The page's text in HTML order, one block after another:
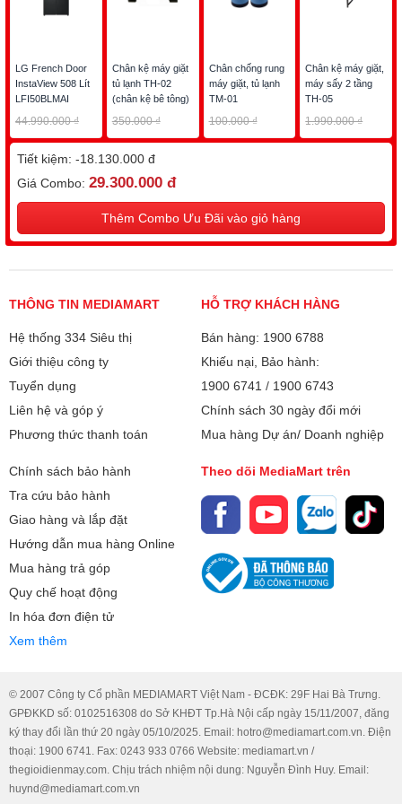
Công nghệ kháng khuẩn khử mùi
- Bộ lọc 5 lớp Hygiene Fresh+ trang bị trên tủ cung cấp khả
năng lọc không khí, khử mùi cũng như loại bỏ vi khuẩn giúp
không gian trong tủ trong lành tăng khả năng bảo quản thực
Tiện ích
- Ngăn lấy nước ngoài diệt khuẩn UVnano tiện lợi giúp
nguồn nước sử dụng từ tủ an toàn với sức khỏe của cả gia
đình.
- Mặt kính InstaView giúp bạn dễ dàng quan sát thực phẩm
bên trong tủ.
- Hệ thống làm đá tự động SpacePlus giúp bạn không cần
tốn thời gian làm đá thủ công.
- Khả năng chẩn đoán lỗi thông minh Smart Diagnosis đi
cùng khả năng kết nối với điện thoại thông qua ứng dụng
LG ThinQ, giúp bạn nắm bắt được thông tin của tủ có đang
Tủ lạnh:
Vật liệu PCM
lạnh:
Tủ lạnh Inverter -
tiết kiệm điện:
Công nghệ làm
lạnh trên Tủ lạnh:
Luồng khí lạnh đa chiều Multi Air Flow
mùi, kháng khuẩn:
Hygiene Fresh
Cảnh báo mở cửa
Làm đông nhanh
Làm đá tự động
Kích thước:
Cao 178.7 cm - Rộng 83.5 cm - Sâu
73 cm
Bảo hành 24 tháng
Xuất xứ Trung Quốc
LG French Door
InstaView 508 Lít
LFI50BLMAI
44.990.000 ₫
27.490.000 ₫
Chân kệ máy giặt
tủ lạnh TH-02
(chân kệ bê tông)
350.000 ₫
250.000 ₫
Chân chống rung
máy giặt, tủ lạnh
TM-01
100.000 ₫
70.000 ₫
Chân kệ máy giặt,
máy sấy 2 tầng
TH-05
1.990.000 ₫
1.490.000 ₫
Tiết kiệm: -18.130.000 đ
Giá Combo: 29.300.000 đ
Thêm Combo Ưu Đãi vào giỏ hàng
THÔNG TIN MEDIAMART
Hệ thống 334 Siêu thị
Giới thiệu công ty
Tuyển dụng
Liên hệ và góp ý
Phương thức thanh toán
HỖ TRỢ KHÁCH HÀNG
Bán hàng: 1900 6788
Khiếu nại, Bảo hành:
1900 6741 / 1900 6743
Chính sách 30 ngày đổi mới
Mua hàng Dự án/ Doanh nghiệp
Chính sách bảo hành
Tra cứu bảo hành
Giao hàng và lắp đặt
Hướng dẫn mua hàng Online
Mua hàng trả góp
Quy chế hoạt động
In hóa đơn điện tử
Xem thêm
Theo dõi MediaMart trên
© 2007 Công ty Cổ phần MEDIAMART Việt Nam - ĐCĐK: 29F Hai Bà Trưng.
GPĐKKD số: 0102516308 do Sở KHĐT Tp.Hà Nội cấp ngày 15/11/2007, đăng
ký thay đổi lần thứ 20 ngày 05/10/2025. Email: hotro@mediamart.com.vn. Điện
thoại: 1900 6741. Fax: 0243 933 0766 Website: mediamart.vn /
thegioidienmay.com. Chịu trách nhiệm nội dung: Nguyễn Đình Huy. Email:
huynd@mediamart.com.vn